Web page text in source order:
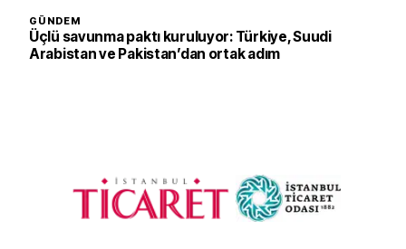
GÜNDEM
Üçlü savunma paktı kuruluyor: Türkiye, Suudi
Arabistan ve Pakistan’dan ortak adım